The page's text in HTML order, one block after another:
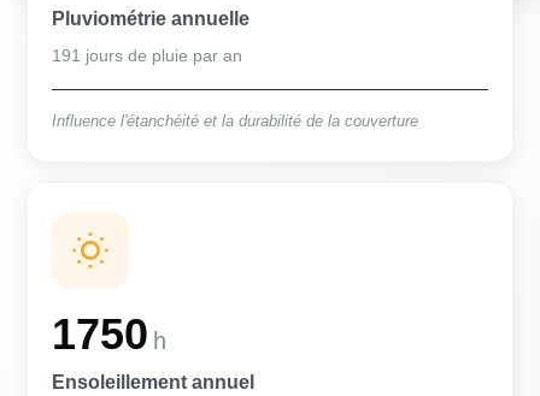
Pluviométrie annuelle
191 jours de pluie par an
Influence l'étanchéité et la durabilité de la couverture
1750 h
Ensoleillement annuel